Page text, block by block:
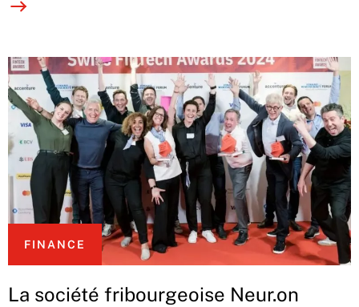
FINANCE
La société fribourgeoise Neur.on